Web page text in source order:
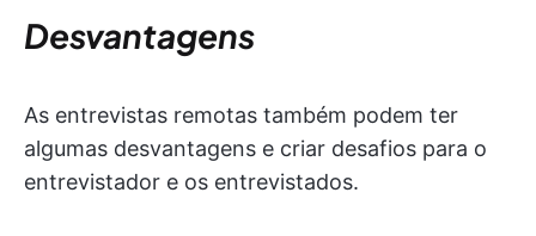
Desvantagens
As entrevistas remotas também podem ter
algumas desvantagens e criar desafios para o
entrevistador e os entrevistados.